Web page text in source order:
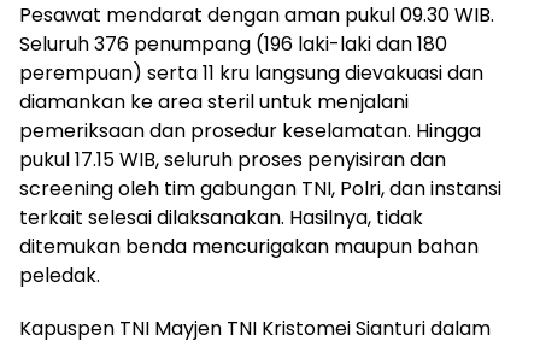
Pesawat mendarat dengan aman pukul 09.30 WIB.
Seluruh 376 penumpang (196 laki-laki dan 180
perempuan) serta 11 kru langsung dievakuasi dan
diamankan ke area steril untuk menjalani
pemeriksaan dan prosedur keselamatan. Hingga
pukul 17.15 WIB, seluruh proses penyisiran dan
screening oleh tim gabungan TNI, Polri, dan instansi
terkait selesai dilaksanakan. Hasilnya, tidak
ditemukan benda mencurigakan maupun bahan
peledak.
Kapuspen TNI Mayjen TNI Kristomei Sianturi dalam